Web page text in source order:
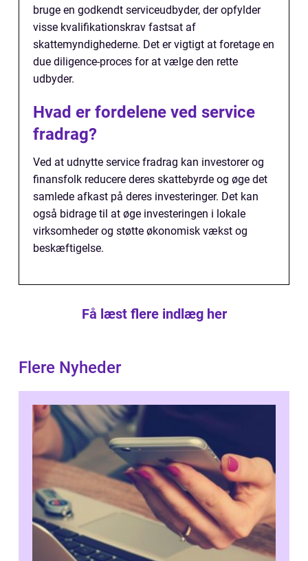
bruge en godkendt serviceudbyder, der opfylder
visse kvalifikationskrav fastsat af
skattemyndighederne. Det er vigtigt at foretage en
due diligence-proces for at vælge den rette
udbyder.
Hvad er fordelene ved service
fradrag?
Ved at udnytte service fradrag kan investorer og
finansfolk reducere deres skattebyrde og øge det
samlede afkast på deres investeringer. Det kan
også bidrage til at øge investeringen i lokale
virksomheder og støtte økonomisk vækst og
beskæftigelse.
Få læst flere indlæg her
Flere Nyheder